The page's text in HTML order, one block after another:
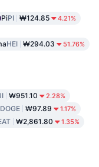
PiPI ₩124.85 4.21%
HEI ₩294.03 51.76%
₩951.10 2.28%
DOGE ₩97.89 1.17%
₩2,861.80 1.35%